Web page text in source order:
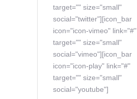
target="" size="small"
social="twitter"][icon_bar
icon="icon-vimeo" link="#"
target="" size="small"
social="vimeo"][icon_bar
icon="icon-play" link="#"
target="" size="small"
social="youtube"]